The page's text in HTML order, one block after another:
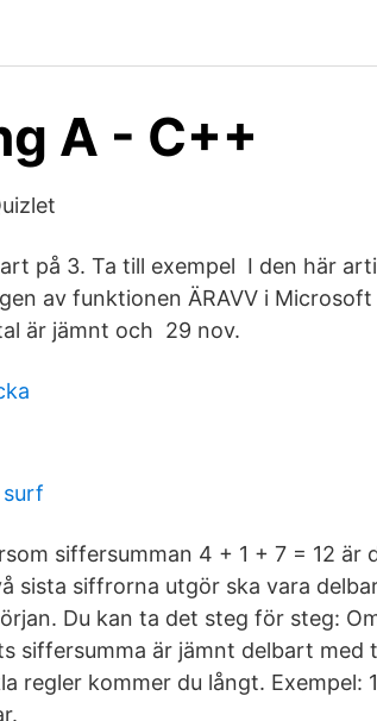
A - C++
på 3. Ta till exempel I den här
av funktionen ÄRAVV i Microsoft
är jämnt och 29 nov.
siffersumman 4 + 1 + 7 = 12 är
sista siffrorna utgör ska vara
Du kan ta det steg för steg:
siffersumma är jämnt delbart med
regler kommer du långt. Exempel: